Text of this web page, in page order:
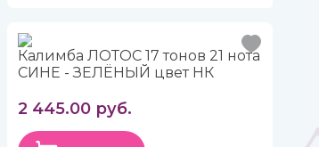
Калимба ЛОТОС 17 тонов 21 нота
СИНЕ - ЗЕЛЁНЫЙ цвет НК
2 445.00 руб.